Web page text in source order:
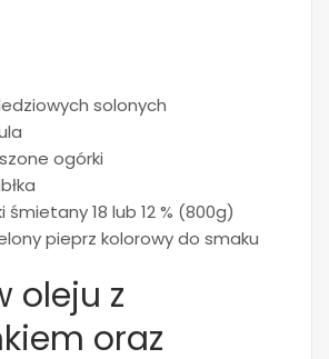
solonych
ogórki
śmietany 18 lub 12 % (800g)
pieprz kolorowy do smaku
oleju z
oraz